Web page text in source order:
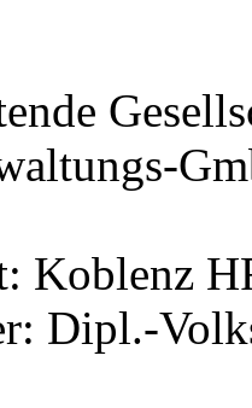
Koblenz
Dipl.-